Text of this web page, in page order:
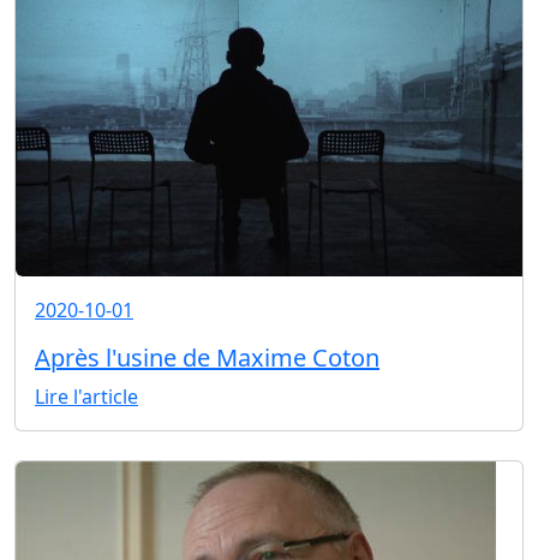
2020-10-01
Après l'usine de Maxime Coton
Lire l'article